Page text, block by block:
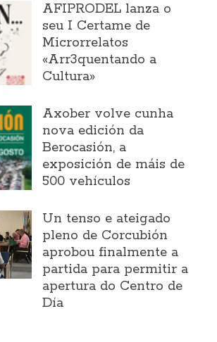
AFIPRODEL lanza o
seu I Certame de
Microrrelatos
«Arr3quentando a
Cultura»
Axober volve cunha
nova edición da
Berocasión, a
exposición de máis de
500 vehículos
Un tenso e ateigado
pleno de Corcubión
aprobou finalmente a
partida para permitir a
apertura do Centro de
Día